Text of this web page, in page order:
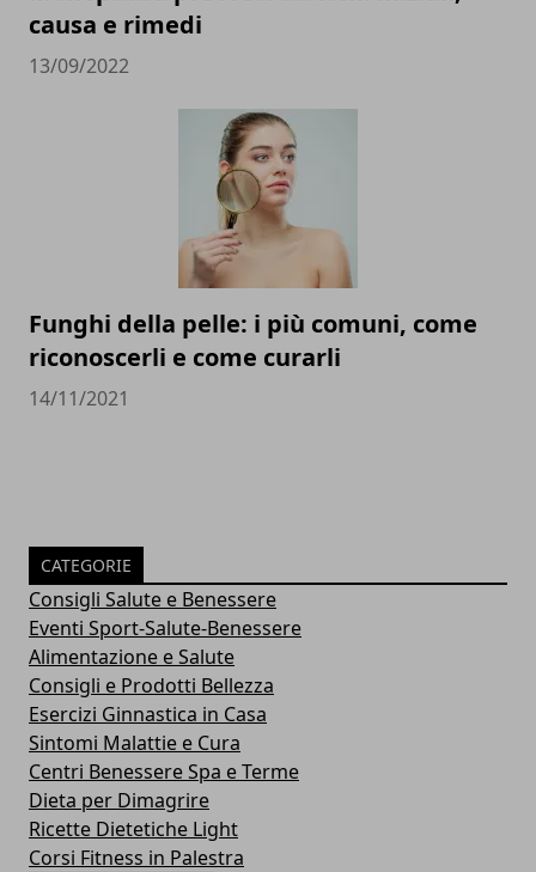
causa e rimedi
13/09/2022
Funghi della pelle: i più comuni, come
riconoscerli e come curarli
14/11/2021
CATEGORIE
Consigli Salute e Benessere
Eventi Sport-Salute-Benessere
Alimentazione e Salute
Consigli e Prodotti Bellezza
Esercizi Ginnastica in Casa
Sintomi Malattie e Cura
Centri Benessere Spa e Terme
Dieta per Dimagrire
Ricette Dietetiche Light
Corsi Fitness in Palestra